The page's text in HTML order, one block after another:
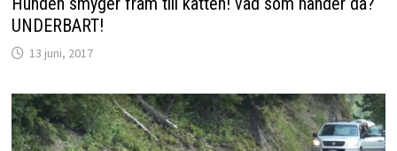
UNDERBART!
13 juni, 2017